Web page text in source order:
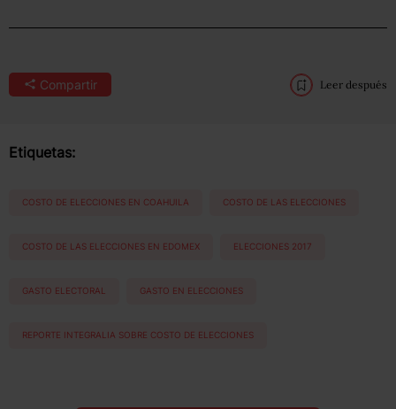
Compartir Leer después
Etiquetas:
COSTO DE ELECCIONES EN COAHUILA COSTO DE LAS ELECCIONES
COSTO DE LAS ELECCIONES EN EDOMEX ELECCIONES 2017
GASTO ELECTORAL GASTO EN ELECCIONES
REPORTE INTEGRALIA SOBRE COSTO DE ELECCIONES